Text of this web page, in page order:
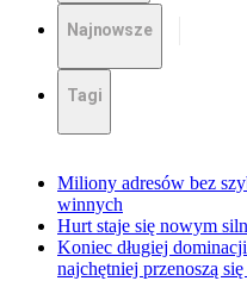
Najnowsze
Tagi
Miliony adresów bez
winnych
Hurt staje się nowym
Koniec długiej
najchętniej przenoszą